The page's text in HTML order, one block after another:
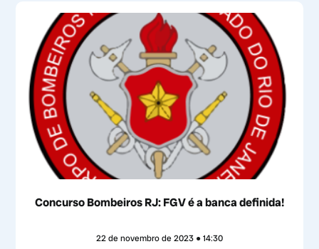
Concurso Bombeiros RJ: FGV é a banca definida!
22 de novembro de 2023 14:30